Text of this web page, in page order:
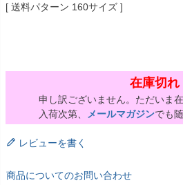
送料パターン 160サイズ
在庫切れ
申し訳ございません。ただいま
入荷次第、
メールマガジンでも
レビューを書く
商品についてのお問い合わせ